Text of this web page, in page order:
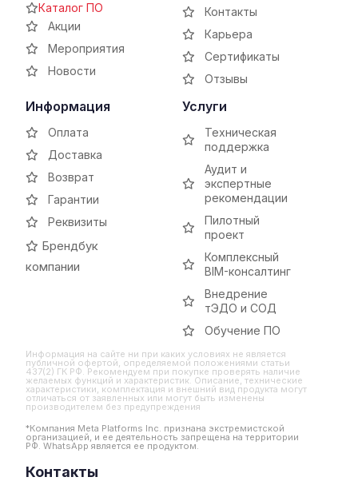
Каталог ПО
Акции
Мероприятия
Новости
Контакты
Карьера
Сертификаты
Отзывы
Информация
Оплата
Доставка
Возврат
Гарантии
Реквизиты
Брендбук
компании
Услуги
Техническая
поддержка
Аудит и
экспертные
рекомендации
Пилотный
проект
Комплексный
BIM-консалтинг
Внедрение
тЭДО и СОД
Обучение ПО
Информация на сайте ни при каких условиях не является
публичной офертой, определяемой положениями статьи
437(2) ГК РФ. Рекомендуем при покупке проверять наличие
желаемых функций и характеристик. Описание, технические
характеристики, комплектация и внешний вид продукта могут
отличаться от заявленных или могут быть изменены
производителем без предупреждения
*Компания Meta Platforms Inc. признана экстремистской
организацией, и ее деятельность запрещена на территории
РФ. WhatsApp является ее продуктом.
Контакты